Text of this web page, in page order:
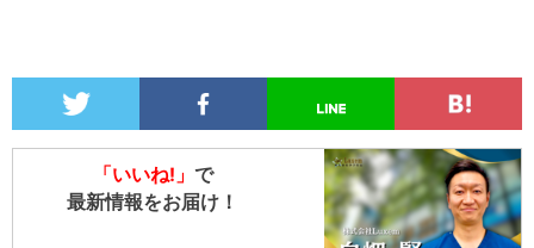
「いいね!」 で
最新情報をお届け！